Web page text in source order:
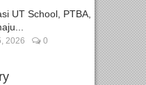
UT School, PTBA,
2026 0